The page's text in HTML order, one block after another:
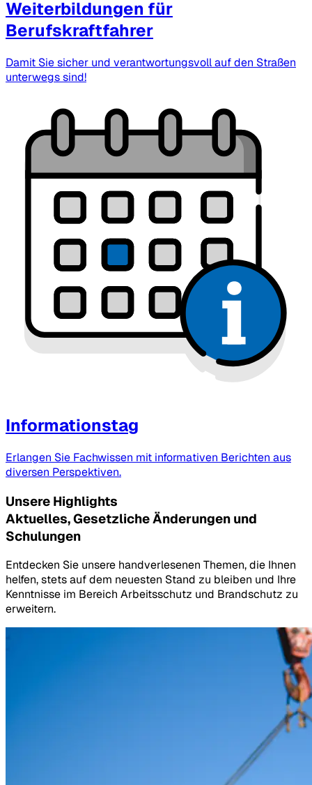
Weiterbildungen für
Berufskraftfahrer
Damit Sie sicher und verantwortungsvoll auf den Straßen
unterwegs sind!
Informationstag
Erlangen Sie Fachwissen mit informativen Berichten aus
diversen Perspektiven.
Unsere Highlights
Aktuelles, Gesetzliche Änderungen und
Schulungen
Entdecken Sie unsere handverlesenen Themen, die Ihnen
helfen, stets auf dem neuesten Stand zu bleiben und Ihre
Kenntnisse im Bereich Arbeitsschutz und Brandschutz zu
erweitern.